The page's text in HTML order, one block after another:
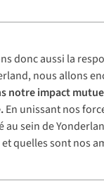
aussi la
nous allons
notre impact
En unissant nos
au sein de
quelles sont nos